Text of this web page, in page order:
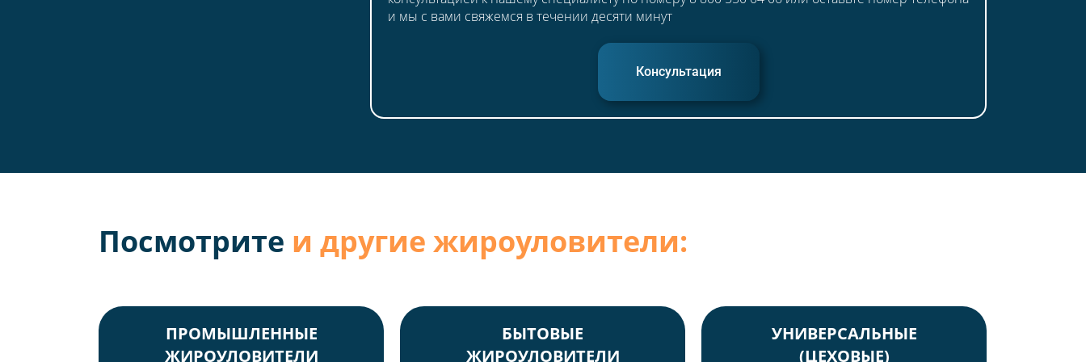
и мы с вами свяжемся в течении десяти минут
Консультация
Посмотрите и другие жироуловители:
ПРОМЫШЛЕННЫЕ
ЖИРОУЛОВИТЕЛИ
БЫТОВЫЕ
ЖИРОУЛОВИТЕЛИ
УНИВЕРСАЛЬНЫЕ
(ЦЕХОВЫЕ)